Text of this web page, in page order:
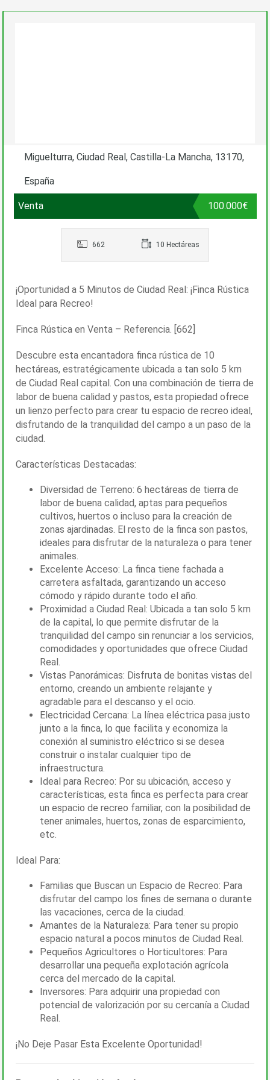
Miguelturra, Ciudad Real, Castilla-La Mancha, 13170,
España
Venta 100.000€
662 10 Hectáreas
¡Oportunidad a 5 Minutos de Ciudad Real: ¡Finca Rústica
Ideal para Recreo!
Finca Rústica en Venta – Referencia. [662]
Descubre esta encantadora finca rústica de 10
hectáreas, estratégicamente ubicada a tan solo 5 km
de Ciudad Real capital. Con una combinación de tierra de
labor de buena calidad y pastos, esta propiedad ofrece
un lienzo perfecto para crear tu espacio de recreo ideal,
disfrutando de la tranquilidad del campo a un paso de la
ciudad.
Características Destacadas:
Diversidad de Terreno: 6 hectáreas de tierra de
labor de buena calidad, aptas para pequeños
cultivos, huertos o incluso para la creación de
zonas ajardinadas. El resto de la finca son pastos,
ideales para disfrutar de la naturaleza o para tener
animales.
Excelente Acceso: La finca tiene fachada a
carretera asfaltada, garantizando un acceso
cómodo y rápido durante todo el año.
Proximidad a Ciudad Real: Ubicada a tan solo 5 km
de la capital, lo que permite disfrutar de la
tranquilidad del campo sin renunciar a los servicios,
comodidades y oportunidades que ofrece Ciudad
Real.
Vistas Panorámicas: Disfruta de bonitas vistas del
entorno, creando un ambiente relajante y
agradable para el descanso y el ocio.
Electricidad Cercana: La línea eléctrica pasa justo
junto a la finca, lo que facilita y economiza la
conexión al suministro eléctrico si se desea
construir o instalar cualquier tipo de
infraestructura.
Ideal para Recreo: Por su ubicación, acceso y
características, esta finca es perfecta para crear
un espacio de recreo familiar, con la posibilidad de
tener animales, huertos, zonas de esparcimiento,
etc.
Ideal Para:
Familias que Buscan un Espacio de Recreo: Para
disfrutar del campo los fines de semana o durante
las vacaciones, cerca de la ciudad.
Amantes de la Naturaleza: Para tener su propio
espacio natural a pocos minutos de Ciudad Real.
Pequeños Agricultores o Horticultores: Para
desarrollar una pequeña explotación agrícola
cerca del mercado de la capital.
Inversores: Para adquirir una propiedad con
potencial de valorización por su cercanía a Ciudad
Real.
¡No Deje Pasar Esta Excelente Oportunidad!